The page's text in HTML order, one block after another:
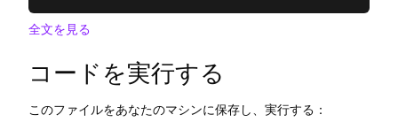
全文を見る
コードを実行する
このファイルをあなたのマシンに保存し、実行する：